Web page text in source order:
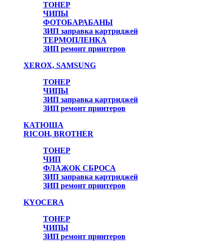
ТОНЕР
ЧИПЫ
ФОТОБАРАБАНЫ
ЗИП заправка картриджей
ТЕРМОПЛЕНКА
ЗИП ремонт принтеров
XEROX, SAMSUNG
ТОНЕР
ЧИПЫ
ЗИП заправка картриджей
ЗИП ремонт принтеров
КАТЮША
RICOH, BROTHER
ТОНЕР
ЧИП
ФЛАЖОК СБРОСА
ЗИП заправка картриджей
ЗИП ремонт принтеров
KYOCERA
ТОНЕР
ЧИПЫ
ЗИП ремонт принтеров